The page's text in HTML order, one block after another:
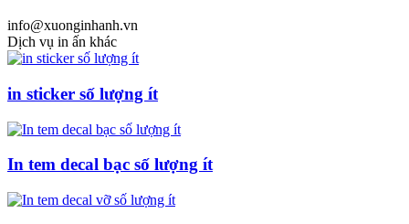
info@xuonginhanh.vn
Dịch vụ in ấn khác
in sticker số lượng ít
In tem decal bạc số lượng ít